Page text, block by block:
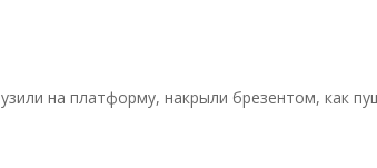
на платформу, накрыли брезентом, как